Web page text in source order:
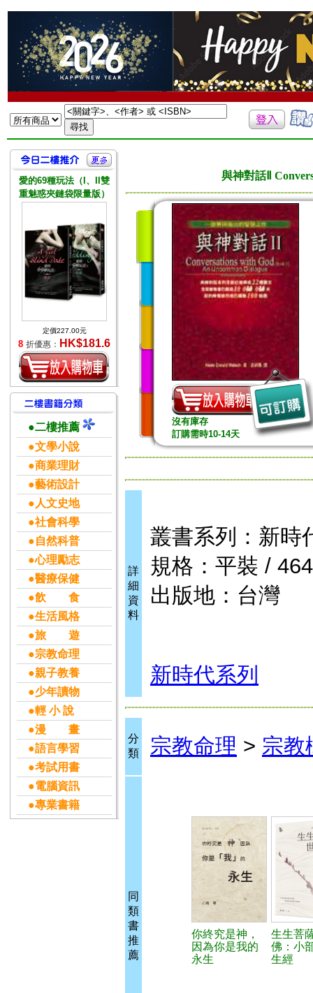
愛的69種玩法（I、II雙
重魅惑夾鏈袋限量版）
定價227.00元
8 折優惠： HK$181.6
●二樓推薦
●文學小說
●商業理財
●藝術設計
●人文史地
●社會科學
●自然科普
●心理勵志
●醫療保健
●飲 食
●生活風格
●旅 遊
●宗教命理
●親子教養
●少年讀物
●輕 小 說
●漫 畫
●語言學習
●考試用書
●電腦資訊
●專業書籍
與神對話Ⅱ
沒有庫存
訂購需時10-14天
詳
細
資
料
叢書系列：新時
規格：平裝 /
出版地：台灣
新時代系列
分
類
宗教命理 > 宗教
同
類
書
推
薦
你終究是神，
因為你是我的
永生
生生菩
佛：小
生經